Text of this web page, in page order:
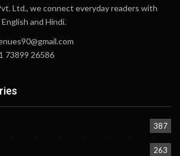
Ltd., we connect everyday readers with
and Hindi.
73899 26586
387
263